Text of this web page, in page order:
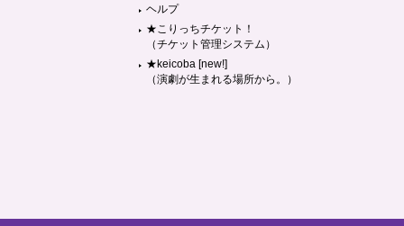
ヘルプ
★こりっちチケット！
（チケット管理システム）
★keicoba [new!]
（演劇が生まれる場所から。）